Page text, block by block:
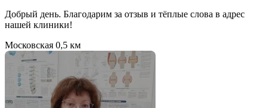
Добрый день. Благодарим за отзыв и тёплые слова в адрес
нашей клиники!
Московская 0,5 км